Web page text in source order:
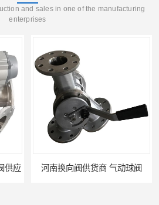
and sales in one of the manufacturing
enterprises
供应 河南换向阀供货商 气动球阀